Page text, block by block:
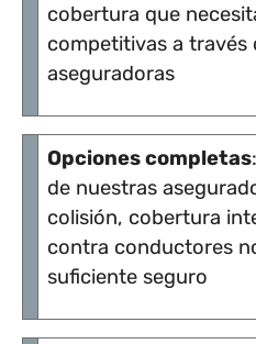
cobertura que
competitivas a través
aseguradoras
Opciones completas
de nuestras
colisión, cobertura
contra conductores
suficiente seguro